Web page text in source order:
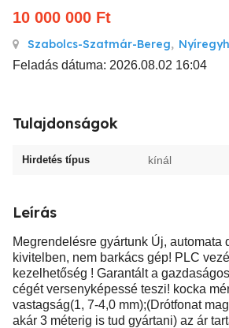
10 000 000 Ft
Szabolcs-Szatmár-Bereg,
Feladás dátuma: 2026.08.02 16:04
Tulajdonságok
Hirdetés típus kínál
Leírás
Megrendelésre gyártunk Új, automata
kivitelben, nem barkács gép! PLC
kezelhetőség ! Garantált a
cégét versenyképessé teszi! kocka
vastagság(1, 7-4,0 mm);(Drótfonat
akár 3 méterig is tud gyártani) az ár